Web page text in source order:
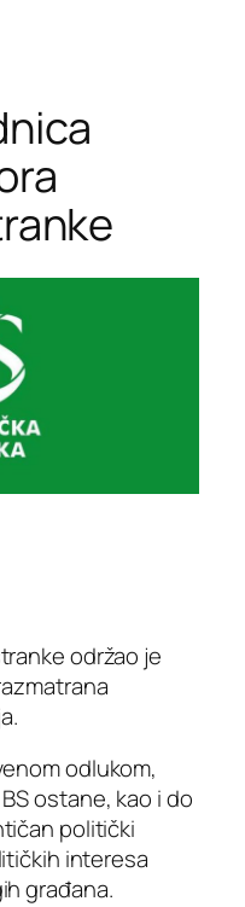
održao je
odlukom,
ostane, kao i do
politički
interesa
građana.